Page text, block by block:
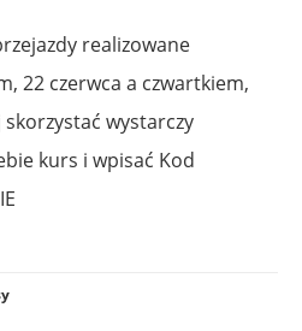
realizowane
22 czerwca a czwartkiem,
skorzystać wystarczy
kurs i wpisać Kod